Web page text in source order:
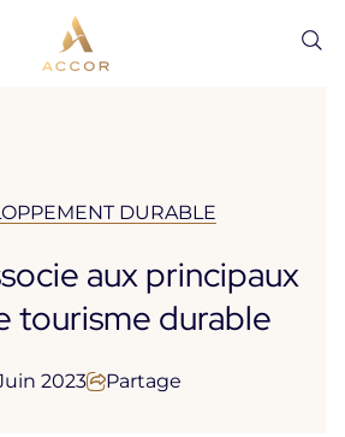
Aller au pied-de-page
DURABLE
aux principaux
tourisme durable
2023 Partage